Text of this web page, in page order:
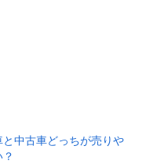
と中古車どっちが売りや